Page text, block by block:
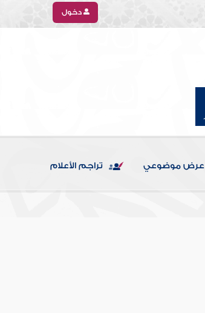
دخول
عرض موضوعي تراجم الأعلام